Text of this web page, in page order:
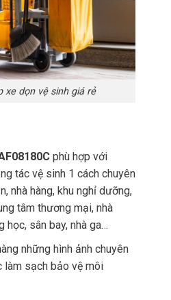
xe dọn vệ sinh giá rẻ
phù hợp với
tác vệ sinh 1 cách chuyên
nhà hàng, khu nghỉ dưỡng,
tâm thương mại, nhà
học, sân bay, nhà ga…
những hình ảnh chuyên
làm sạch bảo vệ môi